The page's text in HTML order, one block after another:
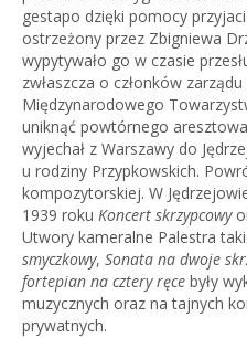
gestapo dzięki pomocy
ostrzeżony przez Zbigniewa
wypytywało go w czasie
zwłaszcza o członków
Międzynarodowego
uniknąć powtórnego
wyjechał z Warszawy do
u rodziny Przypkowskich.
kompozytorskiej. W
1939 roku Koncert skrzypcowy
Utwory kameralne Palestra
smyczkowy, Sonata na dwoje
fortepian na cztery ręce były
muzycznych oraz na tajnych
prywatnych.